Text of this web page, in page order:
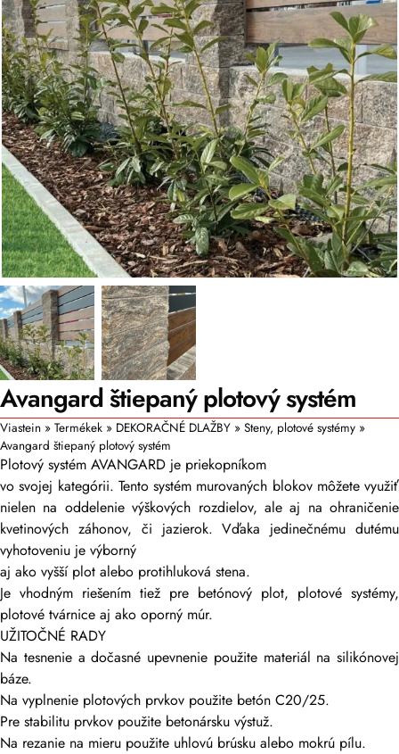
Avangard štiepaný plotový systém
Viastein » Termékek » DEKORAČNÉ DLAŽBY » Steny, plotové systémy »
Avangard štiepaný plotový systém
Plotový systém AVANGARD je priekopníkom
vo svojej kategórii. Tento systém murovaných blokov môžete využiť
nielen na oddelenie výškových rozdielov, ale aj na ohraničenie
kvetinových záhonov, či jazierok. Vďaka jedinečnému dutému
vyhotoveniu je výborný
aj ako vyšší plot alebo protihluková stena.
Je vhodným riešením tiež pre betónový plot, plotové systémy,
plotové tvárnice aj ako oporný múr.
UŽITOČNÉ RADY
Na tesnenie a dočasné upevnenie použite materiál na silikónovej
báze.
Na vyplnenie plotových prvkov použite betón C20/25.
Pre stabilitu prvkov použite betonársku výstuž.
Na rezanie na mieru použite uhlovú brúsku alebo mokrú pílu.